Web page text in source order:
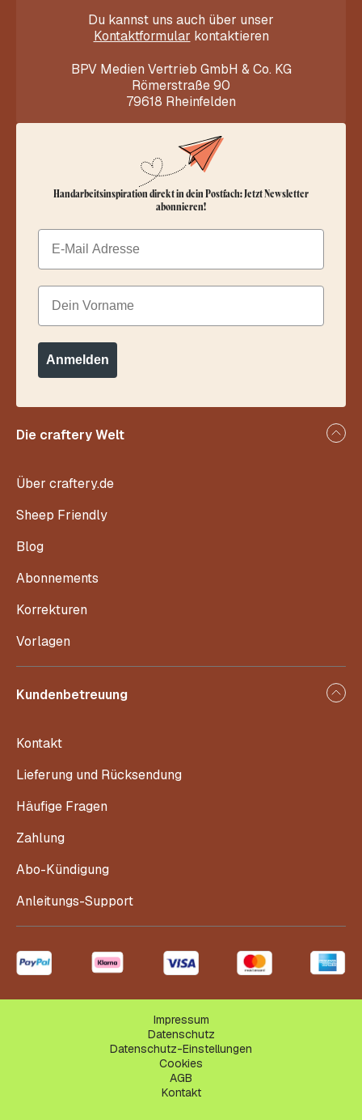
Du kannst uns auch über unser
Kontaktformular kontaktieren
BPV Medien Vertrieb GmbH & Co. KG
Römerstraße 90
79618 Rheinfelden
Die craftery Welt
Über craftery.de
Sheep Friendly
Blog
Abonnements
Korrekturen
Vorlagen
Kundenbetreuung
Kontakt
Lieferung und Rücksendung
Häufige Fragen
Zahlung
Abo-Kündigung
Anleitungs-Support
Handarbeitsinspiration direkt in dein Postfach: Jetzt Newsletter
abonnieren!
Email
Dein Vorname
Anmelden
Impressum
Datenschutz
Datenschutz-Einstellungen
Cookies
AGB
Kontakt